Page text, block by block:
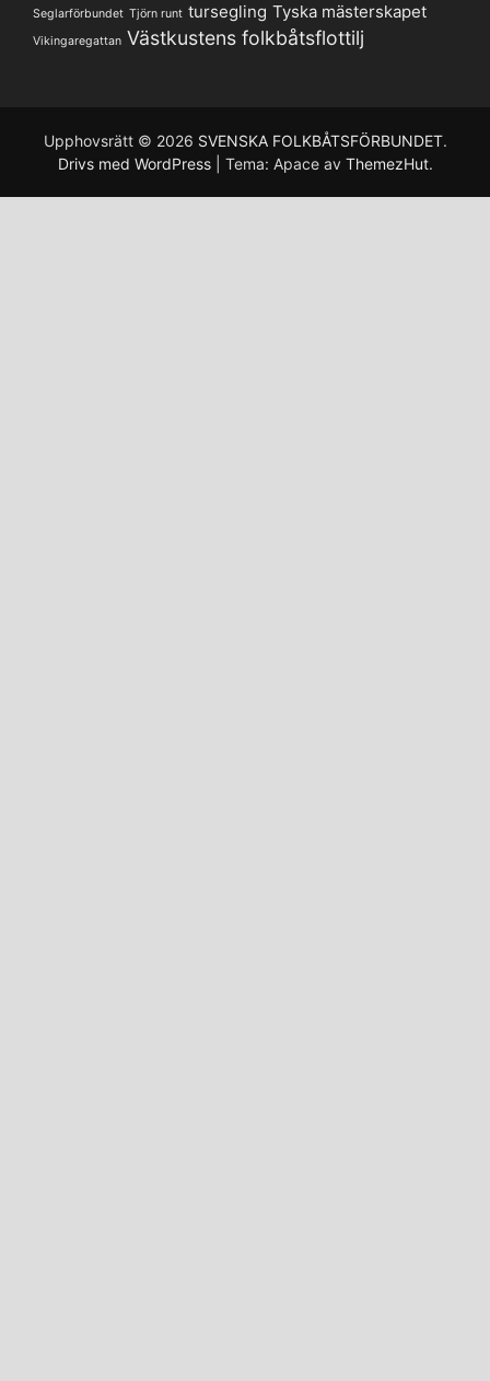
Seglarförbundet Tjörn runt tursegling Tyska mästerskapet
Vikingaregattan Västkustens folkbåtsflottilj
Upphovsrätt © 2026 SVENSKA FOLKBÅTSFÖRBUNDET.
Drivs med WordPress
Tema: Apace av ThemezHut.